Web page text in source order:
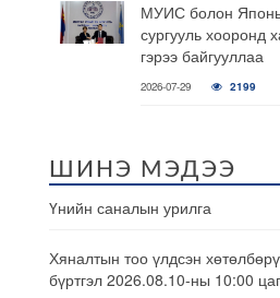
МУИС болон
сургууль хооронд
гэрээ байгууллаа
2026-07-29 2199
ШИНЭ МЭДЭЭ
Үнийн саналын урилга
Хяналтын тоо үлдсэн
бүртгэл 2026.08.10-ны 10:00